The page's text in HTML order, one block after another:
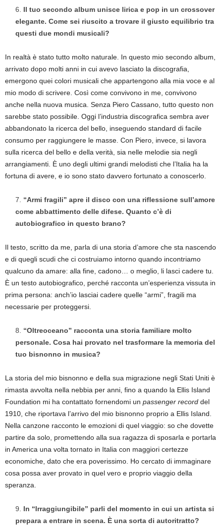
Il tuo secondo album unisce lirica e pop in un crossover
elegante. Come sei riuscito a trovare il giusto equilibrio tra
questi due mondi musicali?
In realtà è stato tutto molto naturale. In questo mio secondo album,
arrivato dopo molti anni in cui avevo lasciato la discografia,
emergono quei colori musicali che appartengono alla mia voce e al
mio modo di scrivere. Così come convivono in me, convivono
anche nella nuova musica. Senza Piero Cassano, tutto questo non
sarebbe stato possibile. Oggi l’industria discografica sembra aver
abbandonato la ricerca del bello, inseguendo standard di facile
consumo per raggiungere le masse. Con Piero, invece, si lavora
sulla ricerca del bello e della verità, sia nelle melodie sia negli
arrangiamenti. È uno degli ultimi grandi melodisti che l’Italia ha la
fortuna di avere, e io sono stato davvero fortunato a conoscerlo.
“Armi fragili” apre il disco con una riflessione sull’amore
come abbattimento delle difese. Quanto c’è di
autobiografico in questo brano?
Il testo, scritto da me, parla di una storia d’amore che sta nascendo
e di quegli scudi che ci costruiamo intorno quando incontriamo
qualcuno da amare: alla fine, cadono… o meglio, li lasci cadere tu.
È un testo autobiografico, perché racconta un’esperienza vissuta in
prima persona: anch’io lasciai cadere quelle “armi”, fragili ma
necessarie per proteggersi.
“Oltreoceano” racconta una storia familiare molto
personale. Cosa hai provato nel trasformare la memoria del
tuo bisnonno in musica?
La storia del mio bisnonno e della sua migrazione negli Stati Uniti è
rimasta avvolta nella nebbia per anni, fino a quando la Ellis Island
Foundation mi ha contattato fornendomi un passenger record del
1910, che riportava l’arrivo del mio bisnonno proprio a Ellis Island.
Nella canzone racconto le emozioni di quel viaggio: so che dovette
partire da solo, promettendo alla sua ragazza di sposarla e portarla
in America una volta tornato in Italia con maggiori certezze
economiche, dato che era poverissimo. Ho cercato di immaginare
cosa possa aver provato in quel vero e proprio viaggio della
speranza.
In “Irraggiungibile” parli del momento in cui un artista si
prepara a entrare in scena. È una sorta di autoritratto?